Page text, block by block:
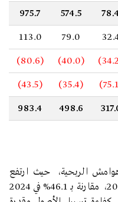
574.5
975.7
79.0
113.0
(40.0)
(80.6)
(35.4)
(43.5)
498.6
983.4
الربحية، حيث ارتفع
هامش إجمالي الربح إلى 46.8% في 2025، مقارنة بـ 46.1% في 2024